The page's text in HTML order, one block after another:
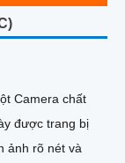
Camera chất
ảnh rõ nét và